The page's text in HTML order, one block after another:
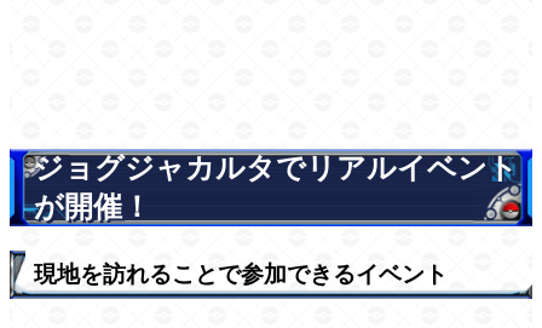
ジョグジャカルタでリアルイベント
が開催！
現地を訪れることで参加できるイベント